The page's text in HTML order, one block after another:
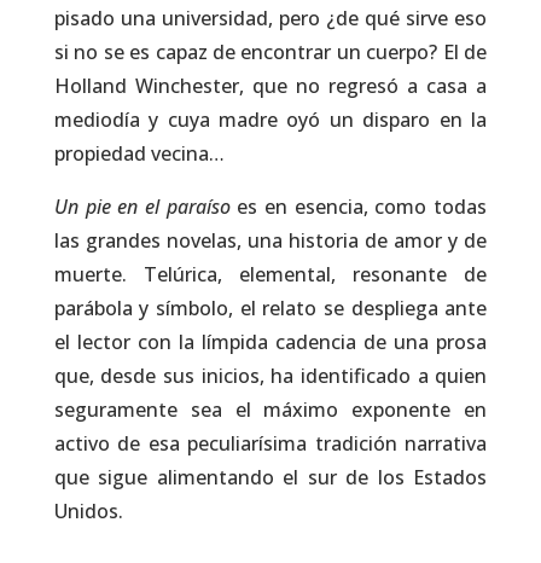
pisado una universidad, pero ¿de qué sirve eso
si no se es capaz de encontrar un cuerpo? El de
Holland Winchester, que no regresó a casa a
mediodía y cuya madre oyó un disparo en la
propiedad vecina…
Un pie en el paraísoes en esencia, como todas
las grandes novelas, una historia de amor y de
muerte. Telúrica, elemental, resonante de
parábola y símbolo, el relato se despliega ante
el lector con la límpida cadencia de una prosa
que, desde sus inicios, ha identificado a quien
seguramente sea el máximo exponente en
activo de esa peculiarísima tradición narrativa
que sigue alimentando el sur de los Estados
Unidos.